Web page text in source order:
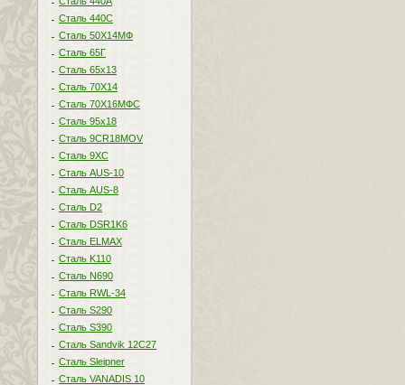
Сталь 440С
Сталь 50Х14МФ
Сталь 65Г
Сталь 65х13
Сталь 70Х14
Сталь 70Х16МФС
Сталь 95х18
Сталь 9CR18MOV
Сталь 9ХС
Сталь AUS-10
Сталь AUS-8
Сталь D2
Сталь DSR1K6
Сталь ELMAX
Сталь K110
Сталь N690
Сталь RWL-34
Сталь S290
Сталь S390
Сталь Sandvik 12C27
Сталь Sleipner
Сталь VANADIS 10